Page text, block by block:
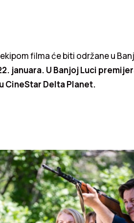
filma će biti održane u
januara. U Banjoj Luci
CineStar Delta Planet.